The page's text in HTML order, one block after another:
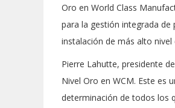
Oro en World Class
para la gestión integrada de
instalación de más alto
Pierre Lahutte, presidente
Nivel Oro en WCM. Este es
determinación de todos los